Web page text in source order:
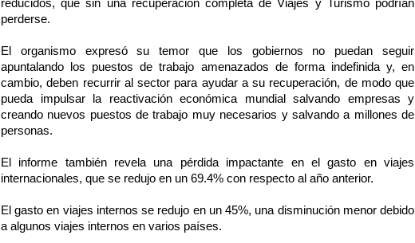
reducidos, que sin una recuperación completa de Viajes y Turismo podrían
perderse.
El organismo expresó su temor que los gobiernos no puedan seguir
apuntalando los puestos de trabajo amenazados de forma indefinida y, en
cambio, deben recurrir al sector para ayudar a su recuperación, de modo que
pueda impulsar la reactivación económica mundial salvando empresas y
creando nuevos puestos de trabajo muy necesarios y salvando a millones de
personas.
El informe también revela una pérdida impactante en el gasto en viajes
internacionales, que se redujo en un 69.4% con respecto al año anterior.
El gasto en viajes internos se redujo en un 45%, una disminución menor debido
a algunos viajes internos en varios países.